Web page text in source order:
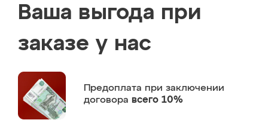
Ваша выгода при
заказе у нас
Предоплата при заключении
договора всего 10%